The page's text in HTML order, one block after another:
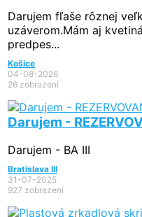
Darujem fľaše rôznej
uzáverom.Mám aj
predpes...
Košice
04-08-2026
26 zobrazení
Darujem -
Darujem - BA III
Bratislava III
31-07-2025
927 zobrazení